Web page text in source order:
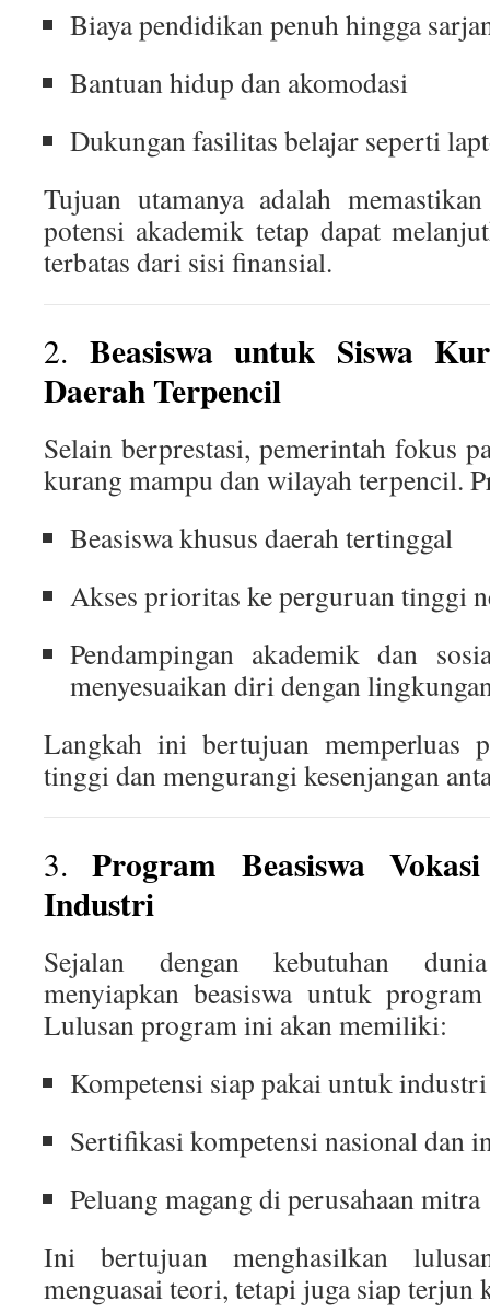
Biaya pendidikan penuh hingga
Bantuan hidup dan akomodasi
Dukungan fasilitas belajar seperti
Tujuan utamanya adalah
potensi akademik tetap dapat
terbatas dari sisi finansial.
2. Beasiswa untuk Siswa
Daerah Terpencil
Selain berprestasi, pemerintah fokus
kurang mampu dan wilayah terpencil.
Beasiswa khusus daerah tertinggal
Akses prioritas ke perguruan tinggi
Pendampingan akademik dan
menyesuaikan diri dengan
Langkah ini bertujuan memperluas
tinggi dan mengurangi kesenjangan
3.Program Beasiswa
Industri
Sejalan dengan kebutuhan
menyiapkan beasiswa untuk
Lulusan program ini akan memiliki:
Kompetensi siap pakai untuk industri
Sertifikasi kompetensi nasional dan
Peluang magang di perusahaan mitra
Ini bertujuan menghasilkan
menguasai teori, tetapi juga siap terjun